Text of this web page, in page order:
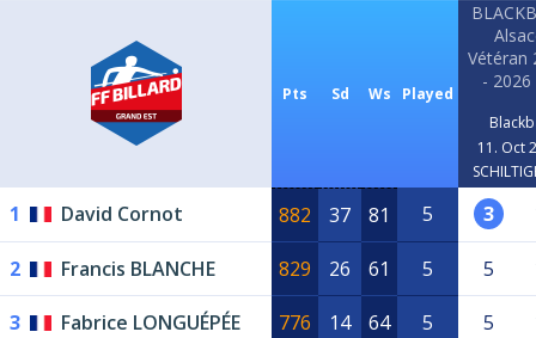
Pts Sd Ws Played
Vétéran
- 2026
11. Oct
1 David Cornot 882 37 81 5 3
2 Francis BLANCHE 829 26 61 5 5
3 Fabrice LONGUÉPÉE 776 14 64 5 5